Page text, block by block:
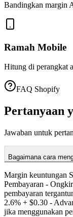
Bandingkan margin
Ramah Mobile
Hitung di perangkat
FAQ Shopify
Pertanyaan
Jawaban untuk
Bagaimana cara
Margin keuntungan
Pembayaran -
pembayaran
2.6% + $0.30 -
jika menggunakan